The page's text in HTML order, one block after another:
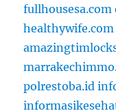
fullhousesa.com
healthywife.com
polrestoba.id